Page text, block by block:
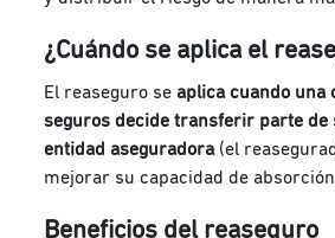
¿Cuándo se aplica el
El reaseguro se aplica cuando una
seguros decide transferir parte de
entidad aseguradora (el
mejorar su capacidad de
Beneficios del reaseguro